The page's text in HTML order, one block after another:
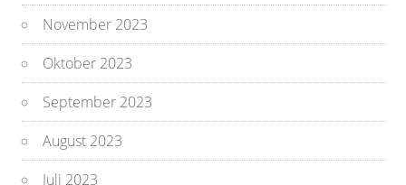
November 2023
Oktober 2023
September 2023
August 2023
Juli 2023